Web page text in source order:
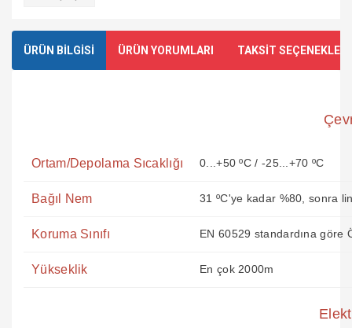
ÜRÜN BİLGİSİ ÜRÜN YORUMLARI TAKSİT SEÇENEKLERİ
Ortam/Depolama Sıcaklığı 0...+50 ºC / -25...+70 ºC
Bağıl Nem 31 ºC'ye kadar %80, sonra
Koruma Sınıfı EN 60529 standardına göre
Yükseklik En çok 2000m